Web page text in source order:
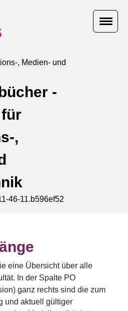
, Medien- und
-
,
46-11.b596ef52
eine Übersicht über alle
In der Spalte PO
ganz rechts sind die zum
und aktuell gültiger